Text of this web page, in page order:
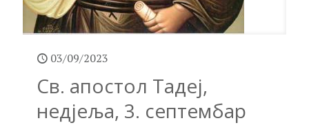
03/09/2023
Св. апостол Тадеј,
недјеља, 3. септембар